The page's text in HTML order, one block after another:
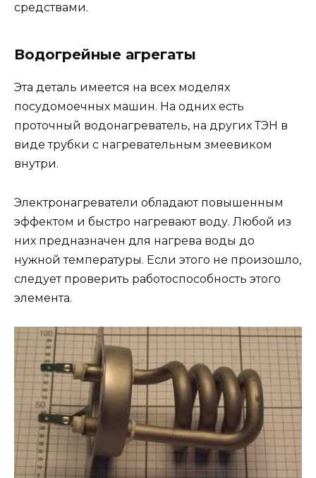
средствами.
Водогрейные агрегаты
Эта деталь имеется на всех моделях
посудомоечных машин. На одних есть
проточный водонагреватель, на других ТЭН в
виде трубки с нагревательным змеевиком
внутри.
Электронагреватели обладают повышенным
эффектом и быстро нагревают воду. Любой из
них предназначен для нагрева воды до
нужной температуры. Если этого не произошло,
следует проверить работоспособность этого
элемента.